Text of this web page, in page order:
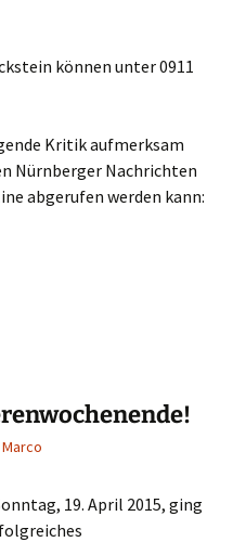
können unter 0911
Kritik aufmerksam
Nürnberger Nachrichten
abgerufen werden kann:
Marco
19. April 2015, ging